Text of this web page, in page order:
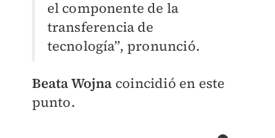
el componente de la
transferencia de
tecnología”, pronunció.
Beata Wojna coincidió en este
punto.